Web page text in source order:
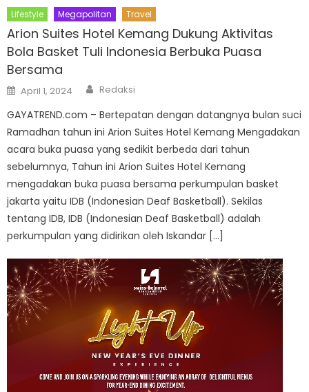
Lifestyle Megapolitan Travel
Arion Suites Hotel Kemang Dukung Aktivitas
Bola Basket Tuli Indonesia Berbuka Puasa
Bersama
Posted
on
April 1, 2024 Author
Redaksi
GAYATREND.com – Bertepatan dengan datangnya bulan suci
Ramadhan tahun ini Arion Suites Hotel Kemang Mengadakan
acara buka puasa yang sedikit berbeda dari tahun
sebelumnya, Tahun ini Arion Suites Hotel Kemang
mengadakan buka puasa bersama perkumpulan basket
jakarta yaitu IDB (Indonesian Deaf Basketball). Sekilas
tentang IDB, IDB (Indonesian Deaf Basketball) adalah
perkumpulan yang didirikan oleh Iskandar […]